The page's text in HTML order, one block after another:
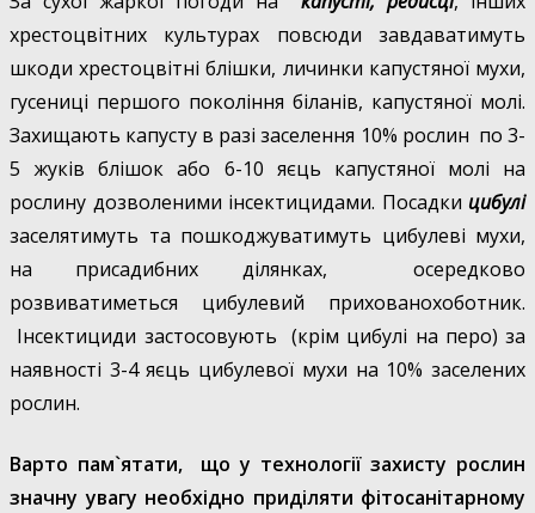
хрестоцвітних культурах повсюди завдаватимуть
шкоди хрестоцвітні блішки, личинки капустяної мухи,
гусениці першого покоління біланів, капустяної молі.
Захищають капусту в разі заселення 10% рослин по 3-
5 жуків блішок або 6-10 яєць капустяної молі на
рослину дозволеними інсектицидами. Посадки цибулі
заселятимуть та пошкоджуватимуть цибулеві мухи,
на присадибних ділянках, осередково
розвиватиметься цибулевий прихованохоботник.
Інсектициди застосовують (крім цибулі на перо) за
наявності 3-4 яєць цибулевої мухи на 10% заселених
рослин.
Варто пам`ятати, що у технології захисту рослин
значну увагу необхідно приділяти фітосанітарному